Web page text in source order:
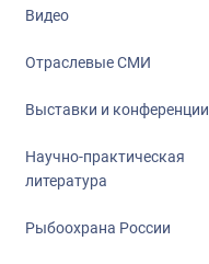
Видео
Отраслевые СМИ
Выставки и конференции
Научно-практическая
литература
Рыбоохрана России